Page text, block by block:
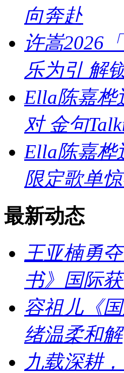
向奔赴
许嵩2026
乐为引 解
Ella陈嘉桦
对 金句
Ella陈嘉桦
限定歌单
最新动态
王亚楠勇
书》国际
容祖儿《
绪温柔和解
九载深耕